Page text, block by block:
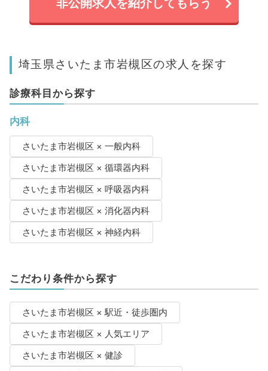
非公開求人を紹介してもらう
埼玉県さいたま市岩槻区の求人を探す
診療科目から探す
内科
さいたま市岩槻区 × 一般内科
さいたま市岩槻区 × 循環器内科
さいたま市岩槻区 × 呼吸器内科
さいたま市岩槻区 × 消化器内科
さいたま市岩槻区 × 神経内科
こだわり条件から探す
さいたま市岩槻区 × 駅近・徒歩圏内
さいたま市岩槻区 × 人気エリア
さいたま市岩槻区 × 健診